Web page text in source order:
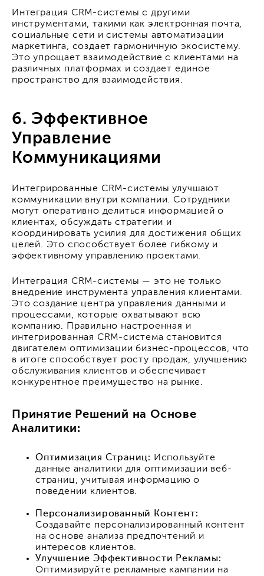
Интеграция CRM-системы с другими
инструментами, такими как электронная почта,
социальные сети и системы автоматизации
маркетинга, создает гармоничную экосистему.
Это упрощает взаимодействие с клиентами на
различных платформах и создает единое
пространство для взаимодействия.
6. Эффективное
Управление
Коммуникациями
Интегрированные CRM-системы улучшают
коммуникации внутри компании. Сотрудники
могут оперативно делиться информацией о
клиентах, обсуждать стратегии и
координировать усилия для достижения общих
целей. Это способствует более гибкому и
эффективному управлению проектами.
Интеграция CRM-системы — это не только
внедрение инструмента управления клиентами.
Это создание центра управления данными и
процессами, которые охватывают всю
компанию. Правильно настроенная и
интегрированная CRM-система становится
двигателем оптимизации бизнес-процессов, что
в итоге способствует росту продаж, улучшению
обслуживания клиентов и обеспечивает
конкурентное преимущество на рынке.
Принятие Решений на Основе
Аналитики:
Оптимизация Страниц: Используйте
данные аналитики для оптимизации веб-
страниц, учитывая информацию о
поведении клиентов.
Персонализированный Контент:
Создавайте персонализированный контент
на основе анализа предпочтений и
интересов клиентов.
Улучшение Эффективности Рекламы:
Оптимизируйте рекламные кампании на